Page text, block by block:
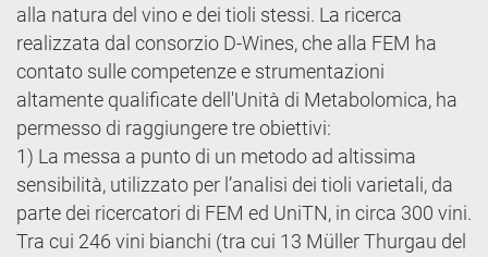
alla natura del vino e dei tioli stessi. La ricerca
realizzata dal consorzio D-Wines, che alla FEM ha
contato sulle competenze e strumentazioni
altamente qualificate dell'Unità di Metabolomica, ha
permesso di raggiungere tre obiettivi:
1) La messa a punto di un metodo ad altissima
sensibilità, utilizzato per l’analisi dei tioli varietali, da
parte dei ricercatori di FEM ed UniTN, in circa 300 vini.
Tra cui 246 vini bianchi (tra cui 13 Müller Thurgau del